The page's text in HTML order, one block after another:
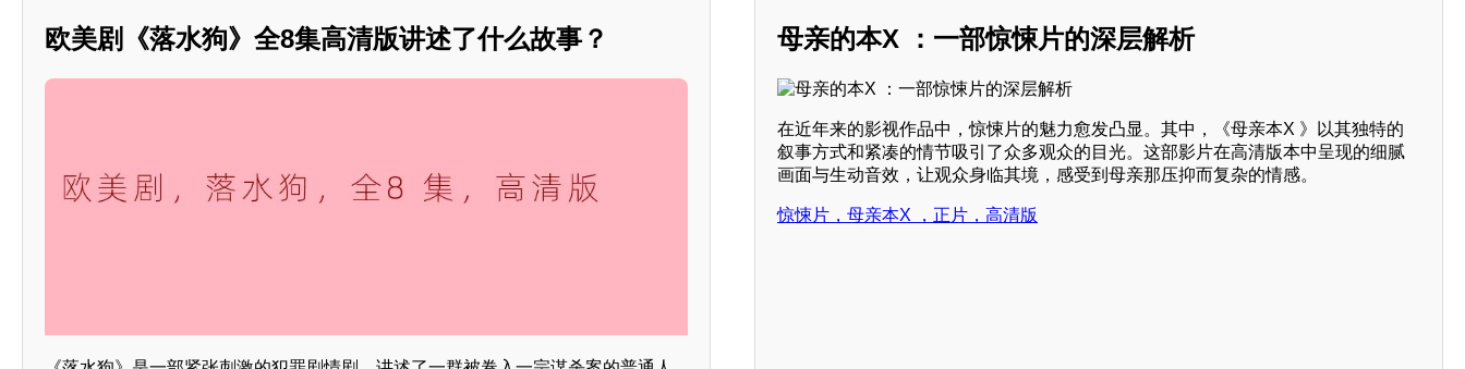
欧美剧《落水狗》全8集高清版讲述了什么故事？ 母亲的本X ：一部惊悚片的深层解析
在近年来的影视作品中，惊悚片的魅力愈发凸显。其中，《母亲本X 》以其独特的
叙事方式和紧凑的情节吸引了众多观众的目光。这部影片在高清版本中呈现的细腻
画面与生动音效，让观众身临其境，感受到母亲那压抑而复杂的情感。
惊悚片，母亲本X ，正片，高清版